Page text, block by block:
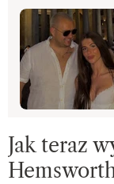
Jak teraz